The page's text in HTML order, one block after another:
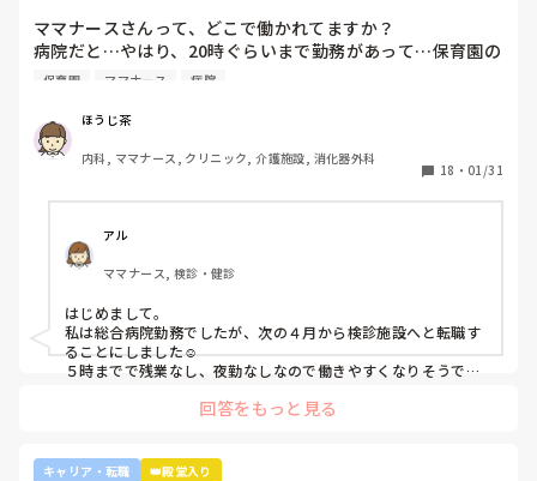
るかな？』『自分ならそこまでされたら辞めるよ』とのこ
と。
師長さんの言ってることも確かに理解できますが
てないですし、病棟での臨床経験を積んで学んでいきたいと
気持ちがあります。
・転職する
病院も規模やいろいろ取り組んでいることが違うので、探して
みるとおもしろいですよ。ただ、転職するなら3年は基礎をつ
けてもいいのかなと思います。中途採用は即戦力を期待されま
ママナースさんって、どこで働かれてますか？
病院だと…やはり、20時ぐらいまで勤務があって…保育園の
お迎えが間に合わないことが多くて…
保育園 ママナース 病院
ほうじ茶
内科, ママナース, クリニック, 介護施設, 消化器外科
18 ・ 01/31
アル
ママナース, 検診・健診
はじめまして。
私は総合病院勤務でしたが、次の４月から検診施設へと転職す
ることにしました☺️
５時までで残業なし、夜勤なしなので働きやすくなりそうです
回答をもっと見る
キャリア・転職 👑殿堂入り